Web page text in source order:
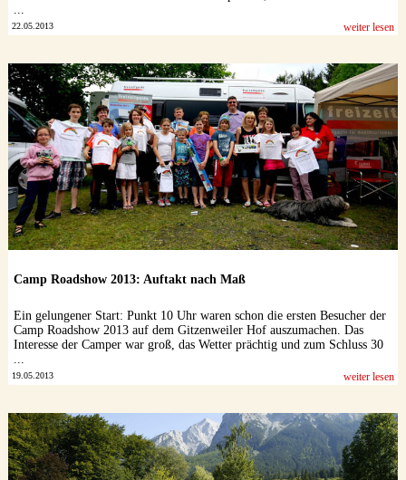
...
22.05.2013 weiter lesen
Camp Roadshow 2013: Auftakt nach Maß
Ein gelungener Start: Punkt 10 Uhr waren schon die ersten Besucher der
Camp Roadshow 2013 auf dem Gitzenweiler Hof auszumachen. Das
Interesse der Camper war groß, das Wetter prächtig und zum Schluss 30
19.05.2013 weiter lesen